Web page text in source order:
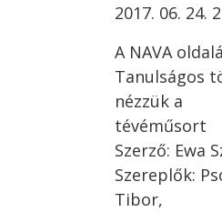
2017. 06. 24.
A NAVA
Tanulságos
nézzük a
tévéműsort
Szerző: Ewa
Szereplők:
Tibor,